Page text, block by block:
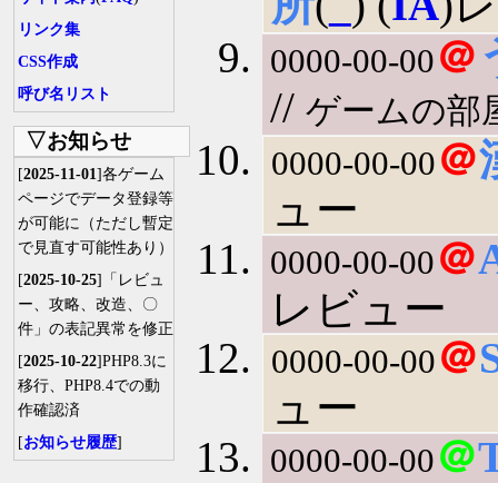
リンク集
CSS作成
呼び名リスト
▽お知らせ
[2025-11-01]各ゲーム
ページでデータ登録等
が可能に（ただし暫定
で見直す可能性あり）
[2025-10-25]「レビュ
ー、攻略、改造、〇
件」の表記異常を修正
[2025-10-22]PHP8.3に
移行、PHP8.4での動
作確認済
[お知らせ履歴]
0000-00-00＠
//ゲームの部
0000-00-00＠
ュー
0000-00-00＠
レビュー
0000-00-00＠
ュー
0000-00-00＠